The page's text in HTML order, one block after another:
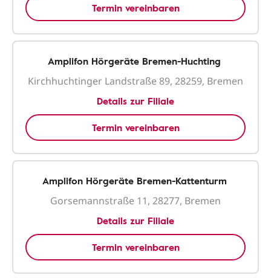
Termin vereinbaren
Amplifon Hörgeräte Bremen-Huchting
Kirchhuchtinger Landstraße 89, 28259, Bremen
Details zur Filiale
Termin vereinbaren
Amplifon Hörgeräte Bremen-Kattenturm
Gorsemannstraße 11, 28277, Bremen
Details zur Filiale
Termin vereinbaren